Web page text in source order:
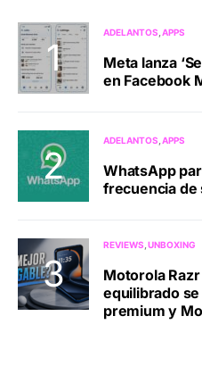
ADELANTOS APPS
Meta lanza
en Facebook
ADELANTOS APPS
WhatsApp
frecuencia de
REVIEWS UNBOXING
Motorola
equilibrado
premium y